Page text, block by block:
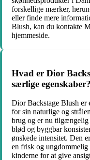
forskellige mærker,
eller finde mere
Blush, kan du kontakte
hjemmeside.
Hvad er Dior
særlige egenskaber?
Dior Backstage Blush er
for sin naturlige og
brug og er nu tilgængelig
blød og byggbar
ønskede intensitet. Den
en frisk og ungdommelig
kinderne for at give